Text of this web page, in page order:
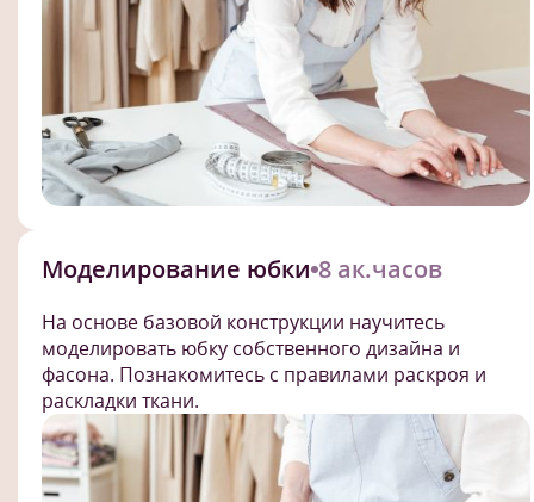
Моделирование юбки 8 ак.часов
На основе базовой конструкции научитесь
моделировать юбку собственного дизайна и
фасона. Познакомитесь с правилами раскроя и
раскладки ткани.